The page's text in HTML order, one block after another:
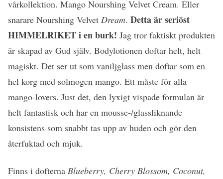
vårkollektion. Mango Nourshing Velvet Cream. Eller
snarare Nourshing Velvet Dream. Detta är seriöst
HIMMELRIKET i en burk! Jag tror faktiskt produkten
är skapad av Gud själv. Bodylotionen doftar helt, helt
magiskt. Det ser ut som vaniljglass men doftar som en
hel korg med solmogen mango. Ett måste för alla
mango-lovers. Just det, den lyxigt vispade formulan är
helt fantastisk och har en mousse-/glassliknande
konsistens som snabbt tas upp av huden och gör den
återfuktad och mjuk.
Finns i dofterna Blueberry, Cherry Blossom, Coconut,